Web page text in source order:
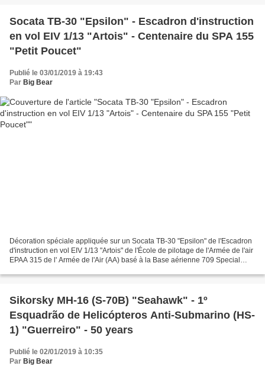
Socata TB-30 "Epsilon" - Escadron d'instruction
en vol EIV 1/13 "Artois" - Centenaire du SPA 155
"Petit Poucet"
Publié le 03/01/2019 à 19:43
Par Big Bear
Décoration spéciale appliquée sur un Socata TB-30 "Epsilon" de l'Escadron
d'instruction en vol EIV 1/13 "Artois" de l'École de pilotage de l'Armée de l'air
EPAA 315 de l' Armée de l'Air (AA) basé à la Base aérienne 709 Special
Sikorsky MH-16 (S-70B) "Seahawk" - 1º
Esquadrão de Helicópteros Anti-Submarino (HS-
1) "Guerreiro" - 50 years
Publié le 02/01/2019 à 10:35
Par Big Bear